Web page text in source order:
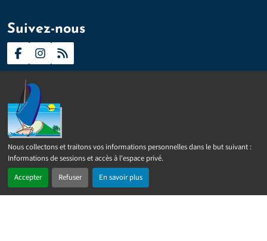
Nous collectons et traitons vos informations personnelles dans le but suivant :
Informations de sessions et accès à l'espace privé.
Accepter Refuser En savoir plus
En 1 clic Menu
Suivez-nous
Contact
2024 –2026 © Sainte-Rose Tous droits réservés
Mentions
légales
Politique de confidentialité
Réalisé parIPEOS I-Solutions